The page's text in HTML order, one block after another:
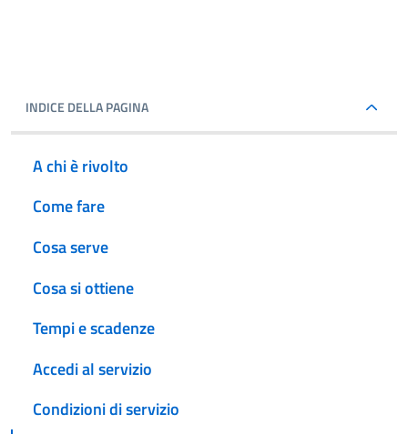
INDICE DELLA PAGINA
A chi è rivolto
Come fare
Cosa serve
Cosa si ottiene
Tempi e scadenze
Accedi al servizio
Condizioni di servizio